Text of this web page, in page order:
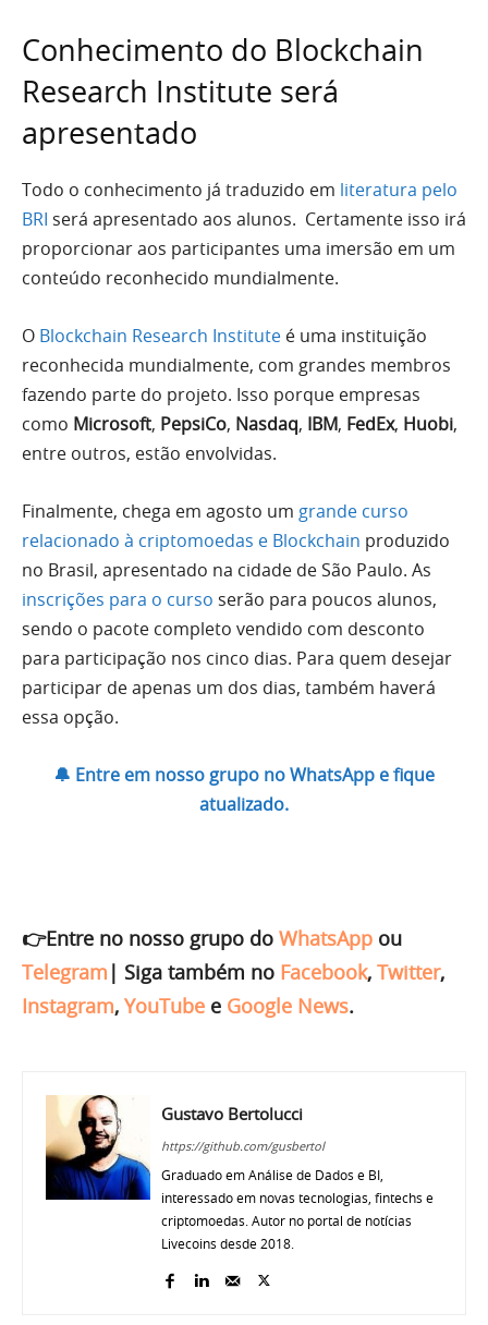
Conhecimento do Blockchain
Research Institute será
apresentado
Todo o conhecimento já traduzido em literatura pelo
BRI será apresentado aos alunos. Certamente isso irá
proporcionar aos participantes uma imersão em um
conteúdo reconhecido mundialmente.
O Blockchain Research Institute é uma instituição
reconhecida mundialmente, com grandes membros
fazendo parte do projeto. Isso porque empresas
como Microsoft, PepsiCo, Nasdaq, IBM, FedEx, Huobi,
entre outros, estão envolvidas.
Finalmente, chega em agosto um grande curso
relacionado à criptomoedas e Blockchain produzido
no Brasil, apresentado na cidade de São Paulo. As
inscrições para o curso serão para poucos alunos,
sendo o pacote completo vendido com desconto
para participação nos cinco dias. Para quem desejar
participar de apenas um dos dias, também haverá
essa opção.
🔔 Entre em nosso grupo no WhatsApp e fique
atualizado.
👉Entre no nosso grupo do WhatsApp ou
Telegram | Siga também no Facebook, Twitter,
Instagram, YouTube e Google News.
Gustavo Bertolucci
https://github.com/gusbertol
Graduado em Análise de Dados e BI,
interessado em novas tecnologias, fintechs e
criptomoedas. Autor no portal de notícias
Livecoins desde 2018.